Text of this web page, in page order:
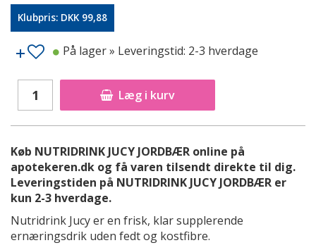
Klubpris: DKK 99,88
Læg i kurv
På lager» Leveringstid: 2-3 hverdage
Køb NUTRIDRINK JUCY JORDBÆR online på
apotekeren.dk og få varen tilsendt direkte til dig.
Leveringstiden på NUTRIDRINK JUCY JORDBÆR er
kun 2-3 hverdage.
Nutridrink Jucy er en frisk, klar supplerende
ernæringsdrik uden fedt og kostfibre.